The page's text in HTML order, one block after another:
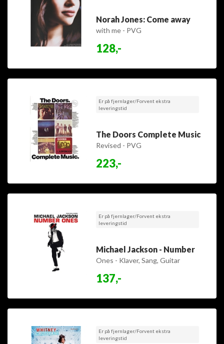
Norah Jones: Come away
with me - PVG
128,-
Er på fjernlager/Forvent ekstra
leveringstid
The Doors Complete Music
Revised - PVG
223,-
Er på fjernlager/Forvent ekstra
leveringstid
Michael Jackson - Number
Ones - Klaver, Sang, Guitar
137,-
Er på fjernlager/Forvent ekstra
leveringstid